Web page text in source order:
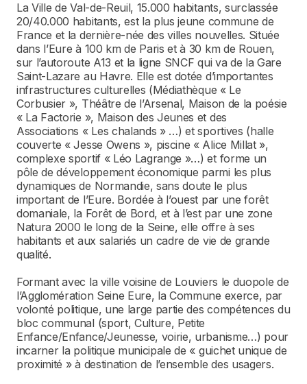
La Ville de Val-de-Reuil, 15.000 habitants, surclassée
20/40.000 habitants, est la plus jeune commune de
France et la dernière-née des villes nouvelles. Située
dans l’Eure à 100 km de Paris et à 30 km de Rouen,
sur l’autoroute A13 et la ligne SNCF qui va de la Gare
Saint-Lazare au Havre. Elle est dotée d’importantes
infrastructures culturelles (Médiathèque « Le
Corbusier », Théâtre de l’Arsenal, Maison de la poésie
« La Factorie », Maison des Jeunes et des
Associations « Les chalands » …) et sportives (halle
couverte « Jesse Owens », piscine « Alice Millat »,
complexe sportif « Léo Lagrange »…) et forme un
pôle de développement économique parmi les plus
dynamiques de Normandie, sans doute le plus
important de l’Eure. Bordée à l’ouest par une forêt
domaniale, la Forêt de Bord, et à l’est par une zone
Natura 2000 le long de la Seine, elle offre à ses
habitants et aux salariés un cadre de vie de grande
qualité.
Formant avec la ville voisine de Louviers le duopole de
l’Agglomération Seine Eure, la Commune exerce, par
volonté politique, une large partie des compétences du
bloc communal (sport, Culture, Petite
Enfance/Enfance/Jeunesse, voirie, urbanisme…) pour
incarner la politique municipale de « guichet unique de
proximité » à destination de l’ensemble des usagers.